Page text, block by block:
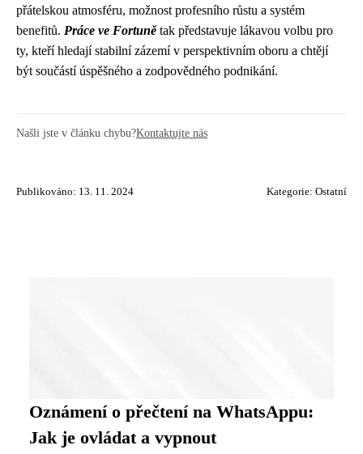
přátelskou atmosféru, možnost profesního růstu a systém
benefitů. Práce ve Fortunětak představuje lákavou volbu pro
ty, kteří hledají stabilní zázemí v perspektivním oboru a chtějí
být součástí úspěšného a zodpovědného podnikání.
Našli jste v článku chybu?Kontaktujte nás
Publikováno: 13. 11. 2024 Kategorie: Ostatní
Oznámení o přečtení na WhatsAppu:
Jak je ovládat a vypnout